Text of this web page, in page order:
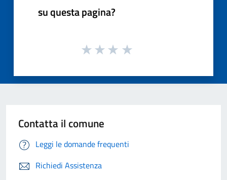
su questa pagina?
Contatta il comune
Leggi le domande frequenti
Richiedi Assistenza